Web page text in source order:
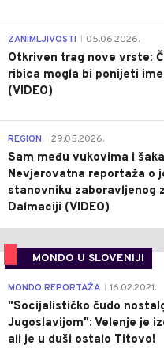
ZANIMLJIVOSTI 05.06.2026.
Otkriven trag nove vrste:
ribica mogla bi ponijeti
(VIDEO)
REGION 29.05.2026.
Sam među vukovima i
Nevjerovatna reportaža o
stanovniku zaboravljenog
Dalmaciji (VIDEO)
MONDO U SLOVENIJI
MONDO REPORTAŽA 16.02.2021.
"Socijalističko čudo
Jugoslavijom": Velenje je
ali je u duši ostalo Titovo!